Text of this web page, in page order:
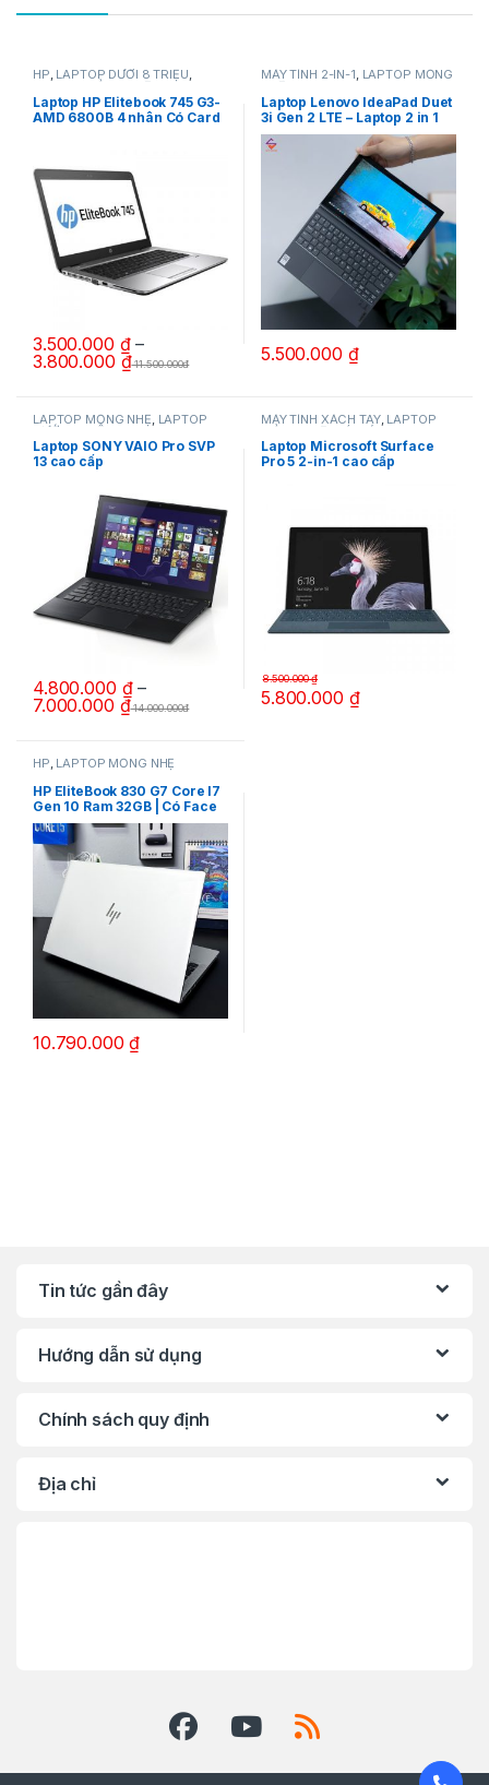
HP, LAPTOP DƯỚI 8 TRIỆU,
LAPTOP MỎNG NHẸ
Laptop HP Elitebook 745 G3-
AMD 6800B 4 nhân Có Card
3.500.000 ₫–
3.800.000 ₫11.500.000đ
Sản phẩm này có nhiều biến thể. Các tùy chọn có thể được chọn
MÁY TÍNH 2-IN-1, LAPTOP MỎNG
Laptop Lenovo IdeaPad Duet
3i Gen 2 LTE – Laptop 2 in 1
Mới 100%
5.500.000 ₫
LAPTOP MỎNG NHẸ LAPTOP
DƯỚI 8 TRIỆU SONY VAIO
Laptop SONY VAIO Pro SVP
13 cao cấp
4.800.000 ₫–
7.000.000 ₫14.000.000đ
Sản phẩm này có nhiều biến thể. Các tùy chọn có thể được chọn
MÁY TÍNH XÁCH TAY, LAPTOP
MỎNG NHẸ MÁY TÍNH 2-IN-1
SURFACE
Laptop Microsoft Surface
Pro 5 2-in-1 cao cấp
5.800.000 ₫
8.500.000₫
HP, LAPTOP MỎNG NHẸ
HP EliteBook 830 G7 Core I7
Gen 10 Ram 32GB | Có Face
ID, Vân Tay, Ultrabook Doanh
Nhân
10.790.000₫
Tin tức gần đây
Hướng dẫn sử dụng
Chính sách quy định
Địa chỉ